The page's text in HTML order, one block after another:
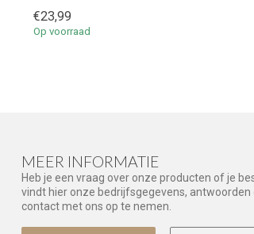
€23,99
Op voorraad
MEER INFORMATIE
Heb je een vraag over onze producten of je
vindt hier onze bedrijfsgegevens,
contact met ons op te nemen.